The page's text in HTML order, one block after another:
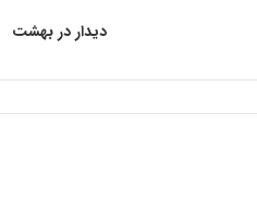
دیدار در بهشت‌